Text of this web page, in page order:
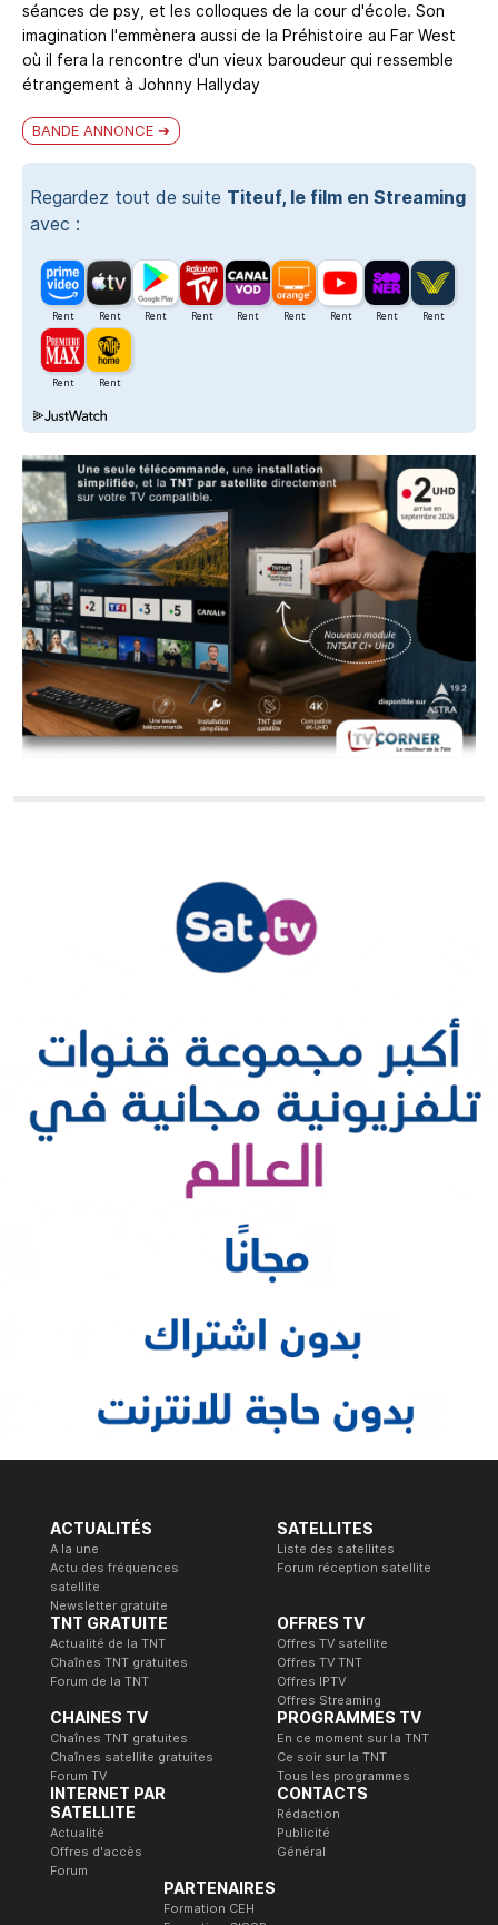
séances de psy, et les colloques de la cour d'école. Son
imagination l'emmènera aussi de la Préhistoire au Far West
où il fera la rencontre d'un vieux baroudeur qui ressemble
étrangement à Johnny Hallyday
BANDE ANNONCE
Regardez tout de suite Titeuf, le film en Streaming
avec :
ACTUALITÉS
A la une
Actu des fréquences
satellite
Newsletter gratuite
SATELLITES
Liste des satellites
Forum réception satellite
TNT GRATUITE
Actualité de la TNT
Chaînes TNT gratuites
Forum de la TNT
OFFRES TV
Offres TV satellite
Offres TV TNT
Offres IPTV
Offres Streaming
CHAINES TV
Chaînes TNT gratuites
Chaînes satellite gratuites
Forum TV
PROGRAMMES TV
En ce moment sur la TNT
Ce soir sur la TNT
Tous les programmes
INTERNET PAR
SATELLITE
Actualité
Offres d'accès
Forum
CONTACTS
Rédaction
Publicité
Général
PARTENAIRES
Formation CEH